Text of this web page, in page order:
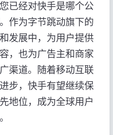
已经对快手是哪个公
作为字节跳动旗下的
发展中，为用户提供
，也为广告主和商家
渠道。随着移动互联
步，快手有望继续保
地位，成为全球用户